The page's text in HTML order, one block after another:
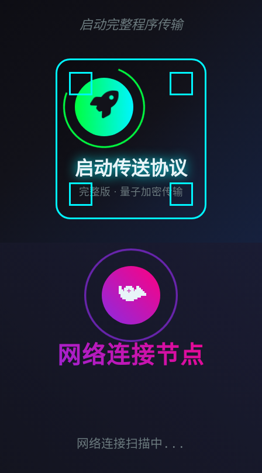
启动完整程序传输
启动传送协议
完整版 · 量子加密传输
📯
网络连接节点
网络连接扫描中...